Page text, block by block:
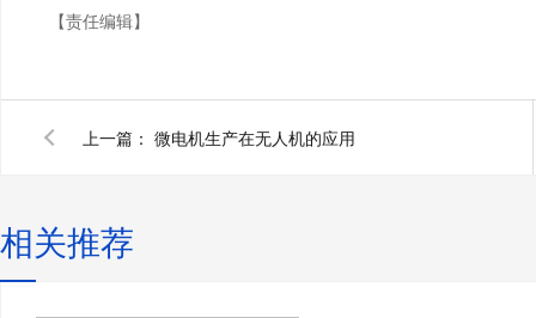
【责任编辑】
上一篇： 微电机生产在无人机的应用
相关推荐